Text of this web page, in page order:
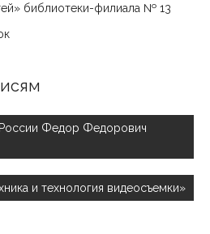
библиотеки-филиала № 13
Федор Федорович
и технология видеосъемки»